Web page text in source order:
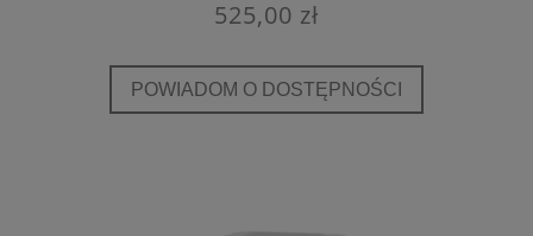
525,00 zł
POWIADOM O DOSTĘPNOŚCI